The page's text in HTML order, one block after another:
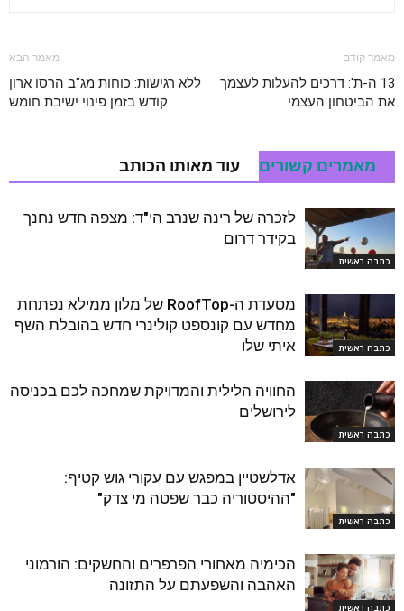
מאמר קודם
13 ה-ת': דרכים להעלות לעצמך
את הביטחון העצמי
מאמר הבא
ללא רגישות: כוחות מג"ב הרסו ארון
קודש בזמן פינוי ישיבת חומש
מאמרים קשורים עוד מאותו הכותב
כתבה ראשית
לזכרה של רינה שנרב הי"ד: מצפה חדש נחנך
בקידר דרום
כתבה ראשית
מסעדת ה-RoofTop של מלון ממילא נפתחת
מחדש עם קונספט קולינרי חדש בהובלת השף
איתי שלו
כתבה ראשית
החוויה הלילית והמדויקת שמחכה לכם בכניסה
לירושלים
כתבה ראשית
אדלשטיין במפגש עם עקורי גוש קטיף:
"ההיסטוריה כבר שפטה מי צדק"
כתבה ראשית
הכימיה מאחורי הפרפרים והחשקים: הורמוני
האהבה והשפעתם על התזונה